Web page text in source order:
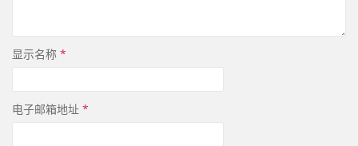
显示名称 *
电子邮箱地址 *